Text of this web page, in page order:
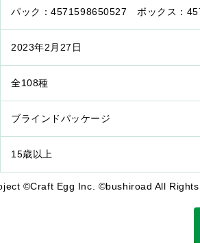
パック：4571598650527 ボックス：
2023年2月27日
全108種
ブラインドパッケージ
15歳以上
©Craft Egg Inc. ©bushiroad All